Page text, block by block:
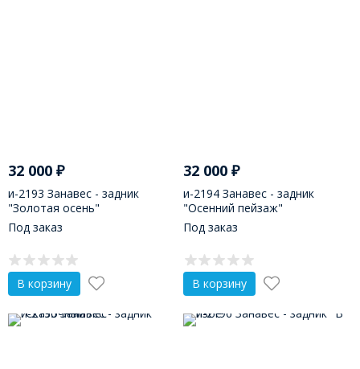
32 000 ₽
и-2193 Занавес - задник
"Золотая осень"
Под заказ
В корзину
32 000₽
и-2194 Занавес - задник
"Осенний пейзаж"
Под заказ
В корзину